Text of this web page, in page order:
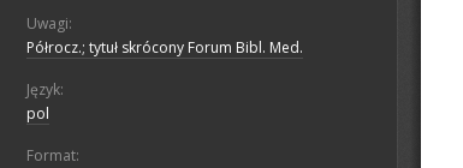
Uwagi:
Półrocz.; tytuł skrócony Forum Bibl. Med.
Język:
pol
Format: